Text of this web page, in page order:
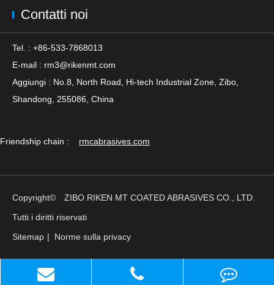
Contatti noi
Tel. : +86-533-7868013
E-mail : rm3@rikenmt.com
Aggiungi : No.8, North Road, Hi-tech Industrial Zone, Zibo,
Shandong, 255086, China
Friendship chain : rmcabrasives.com
Copyright©
ZIBO RIKEN MT COATED ABRASIVES CO., LTD.
Tutti i diritti riservati
Sitemap | Norme sulla privacy